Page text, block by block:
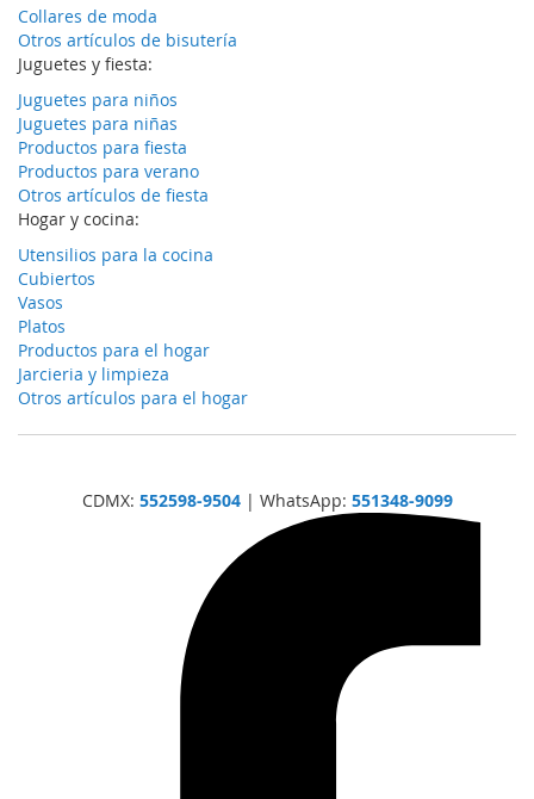
Collares de moda
Otros artículos de bisutería
Juguetes y fiesta:
Juguetes para niños
Juguetes para niñas
Productos para fiesta
Productos para verano
Otros artículos de fiesta
Hogar y cocina:
Utensilios para la cocina
Cubiertos
Vasos
Platos
Productos para el hogar
Jarcieria y limpieza
Otros artículos para el hogar
CDMX: 552598-9504| WhatsApp: 551348-9099